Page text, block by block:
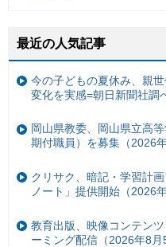
最近の人気記事
今の子どもの夏休み、親
変化を実感=朝日新聞社調
岡山県教委、岡山県立高
期付職員）を募集（2026
クリサク、暗記・学習計
ノート」提供開始（2026
教育出版、映像コンテン
ーミング配信（2026年8月5